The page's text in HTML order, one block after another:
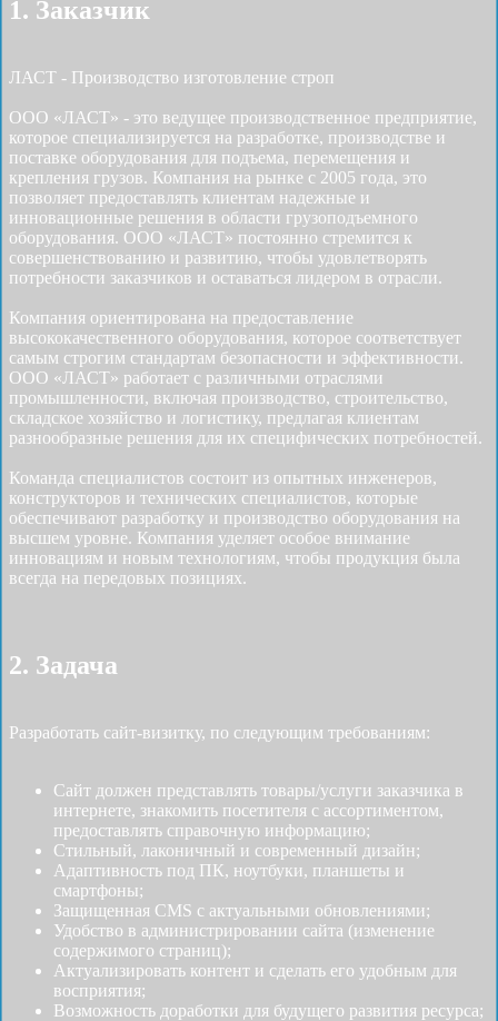
1. Заказчик
ЛАСТ - Производство изготовление строп
ООО «ЛАСТ» - это ведущее производственное предприятие,
которое специализируется на разработке, производстве и
поставке оборудования для подъема, перемещения и
крепления грузов. Компания на рынке с 2005 года, это
позволяет предоставлять клиентам надежные и
инновационные решения в области грузоподъемного
оборудования. ООО «ЛАСТ» постоянно стремится к
совершенствованию и развитию, чтобы удовлетворять
потребности заказчиков и оставаться лидером в отрасли.
Компания ориентирована на предоставление
высококачественного оборудования, которое соответствует
самым строгим стандартам безопасности и эффективности.
ООО «ЛАСТ» работает с различными отраслями
промышленности, включая производство, строительство,
складское хозяйство и логистику, предлагая клиентам
разнообразные решения для их специфических потребностей.
Команда специалистов состоит из опытных инженеров,
конструкторов и технических специалистов, которые
обеспечивают разработку и производство оборудования на
высшем уровне. Компания уделяет особое внимание
инновациям и новым технологиям, чтобы продукция была
всегда на передовых позициях.
2. Задача
Разработать cайт-визитку, по следующим требованиям:
Сайт должен представлять товары/услуги заказчика в
интернете, знакомить посетителя с ассортиментом,
предоставлять справочную информацию;
Стильный, лаконичный и современный дизайн;
Адаптивность под ПК, ноутбуки, планшеты и
смартфоны;
Защищенная CMS с актуальными обновлениями;
Удобство в администрировании сайта (изменение
содержимого страниц);
Актуализировать контент и сделать его удобным для
восприятия;
Возможность доработки для будущего развития ресурса;